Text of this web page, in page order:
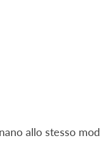
allo stesso